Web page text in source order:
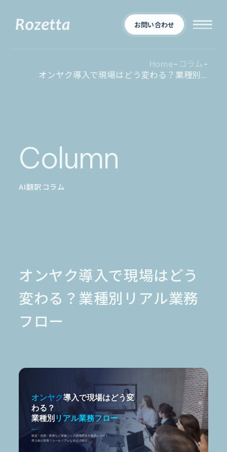
企業情報
News
お知らせ
適時開示
プロダクト
広告業界
出版業界
エンタメ
オンヤク
GLOVA
シゴトオワルAIシリーズ
ラクヤクAI
Metareal AI
キャラクターAI翻訳エンジン「ella」
金融・保険業界
製造業界
製薬業界
partner
資料請求
Document
T-4OO
メタリアルグループ
ロゼッタスクエア
コラム
無料トライアル・ご相談
お問い合わせ
Home- コラム-
オンヤク導入で現場はどう変わる？業種別リアル業務フロー
Column
AI翻訳コラム
オンヤク導入で現場はどう
変わる？業種別リアル業務
フロー